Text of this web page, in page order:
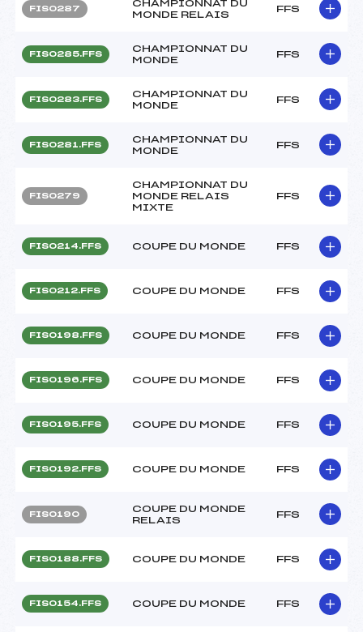
FIS0287
CHAMPIONNAT DU
MONDE RELAIS
FFS
FIS0285.FFS
CHAMPIONNAT DU
MONDE
FFS
FIS0283.FFS
CHAMPIONNAT DU
MONDE
FFS
FIS0281.FFS
CHAMPIONNAT DU
MONDE
FFS
FIS0279
CHAMPIONNAT DU
MONDE RELAIS
MIXTE
FFS
FIS0214.FFS COUPE DU MONDE FFS
FIS0212.FFS COUPE DU MONDE FFS
FIS0198.FFS COUPE DU MONDE FFS
FIS0196.FFS COUPE DU MONDE FFS
FIS0195.FFS COUPE DU MONDE FFS
FIS0192.FFS COUPE DU MONDE FFS
FIS0190
COUPE DU MONDE
RELAIS
FFS
FIS0188.FFS COUPE DU MONDE FFS
FIS0154.FFS COUPE DU MONDE FFS